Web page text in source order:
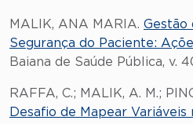
MALIK, ANA MARIA. Gestão
Segurança do Paciente:
Baiana de Saúde Pública, v.
RAFFA, C.; MALIK, A. M.;
Desafio de Mapear